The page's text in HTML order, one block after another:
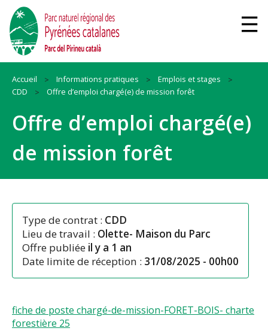
Accueil Informations pratiques
Emplois et stages
CDD
Offre d’emploi chargé(e) de mission forêt
Offre d’emploi chargé(e)
de mission forêt
Type de contrat : CDD
Lieu de travail : Olette- Maison du Parc
Offre publiée il y a 1 an
Date limite de réception : 31/08/2025 - 00h00
fiche de poste chargé-de-mission-FORET-BOIS- charte
forestière 25